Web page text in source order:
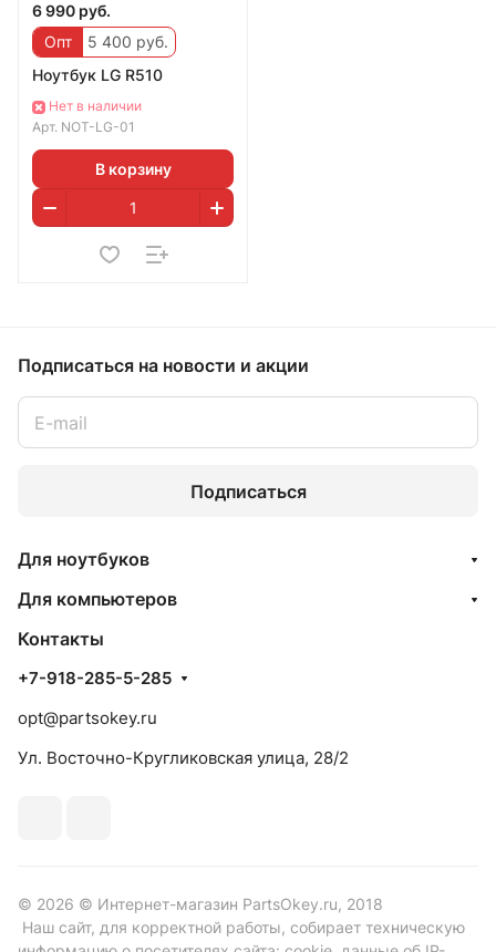
6 990 руб.
Опт
5 400 руб.
Ноутбук LG R510
Нет в наличии
Арт. NOT-LG-01
В корзину
Подписаться на новости и акции
Подписаться
Для ноутбуков
Для компьютеров
Контакты
+7-918-285-5-285
opt@partsokey.ru
Ул. Восточно-Кругликовская улица, 28/2
© 2026 © Интернет-магазин PartsOkey.ru, 2018
Наш сайт, для корректной работы, собирает техническую